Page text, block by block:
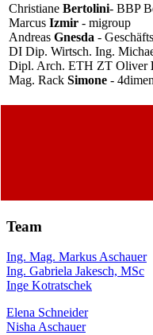
Christiane Bertolini- BBP
Marcus Izmir - migroup
Andreas Gnesda -
DI Dip. Wirtsch. Ing.
Dipl. Arch. ETH ZT Oliver
Mag. Rack Simone -
Team
Ing. Mag. Markus Aschauer
Ing. Gabriela Jakesch, MSc
Inge Kotratschek
Elena Schneider
Nisha Aschauer